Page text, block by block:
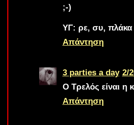
;-)
ΥΓ: ρε, συ, πλάκα
Απάντηση
3 parties a day 2/
Ο Τρελός είναι
Απάντηση